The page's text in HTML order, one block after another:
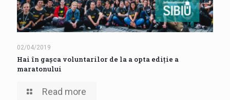
02/04/2019
Hai în gașca voluntarilor de la a opta ediție a
maratonului
Read more